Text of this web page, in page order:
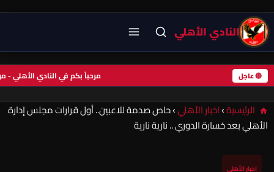
النادي الأهلي
🔴 عاجل مرحباً بكم في النادي
الرئيسية›اخبار الأهلي›حاص صدمة للاعبين.. أول قرارات مجلس إدارة
الأهلي بعد خسارة الدوري .. نارية نارية
اخبار الأهلي